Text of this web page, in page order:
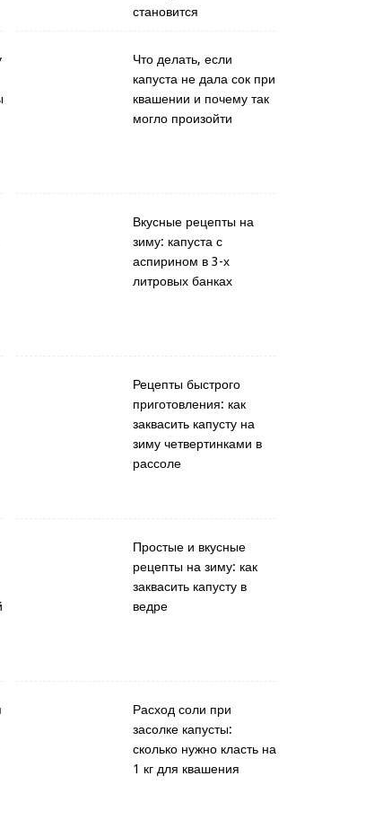
становится
Что делать, если
капуста не дала сок при
квашении и почему так
могло произойти
Вкусные рецепты на
зиму: капуста с
аспирином в 3-х
литровых банках
Рецепты быстрого
приготовления: как
заквасить капусту на
зиму четвертинками в
рассоле
Простые и вкусные
рецепты на зиму: как
заквасить капусту в
ведре
Расход соли при
засолке капусты:
сколько нужно класть на
1 кг для квашения